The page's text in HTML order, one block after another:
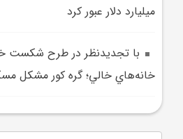
ميليارد دلار عبور کرد
با تجديدنظر در طرح شکست
خانه‌هاي خالي؛ گره کور مشکل